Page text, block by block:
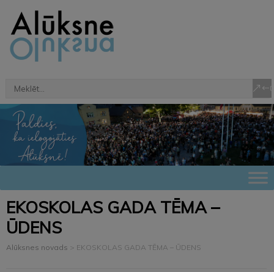
EKOSKOLAS GADA TĒMA –
ŪDENS
Alūksnes novads > EKOSKOLAS GADA TĒMA – ŪDENS